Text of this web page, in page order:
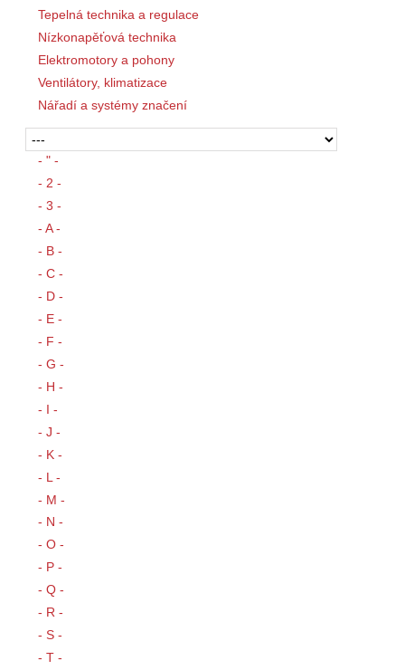
Tepelná technika a regulace
Nízkonapěťová technika
Elektromotory a pohony
Ventilátory, klimatizace
Nářadí a systémy značení
- " -
- 2 -
- 3 -
- A -
- B -
- C -
- D -
- E -
- F -
- G -
- H -
- I -
- J -
- K -
- L -
- M -
- N -
- O -
- P -
- Q -
- R -
- S -
- T -